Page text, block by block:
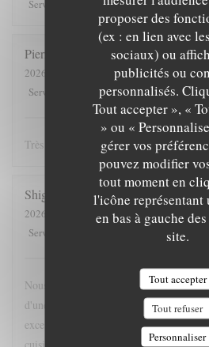
proposer des
(ex : en lien avec
sociaux) ou
publicités ou
personnalisés.
Tout accepter », «
» ou «
gérer vos
pouvez modifier
tout moment en
l'icône représentant
en bas à gauche
site.
Tout accepter
Tout refuser
Personnaliser
Service
Ambiance:5/5 Cuisine:4/5
Pierre
2026-08-06
- 20:00 - Couverts 2
Service
Ambiance:4/5 Cuisine: 4/
Très belle expérience, nous reviendrons !
Shige
2026-07-21
- 20:30 - Couverts 4
Service
Cuisine
Nous'y sommes allées pour la première
d'une amie du coin. Comme prévu, le
excellents et très agréables. Les gens